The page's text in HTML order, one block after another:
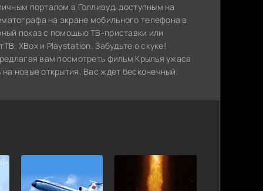
порталом в Голливуд, доступным на
на экране мобильного телефона в
показ с помощью ТВ-приставки или
XBox и Playstation. Забудьте о скуке!
вам посмотреть фильм Крылья ужаса
новые открытия. Вас ждет бесконечный